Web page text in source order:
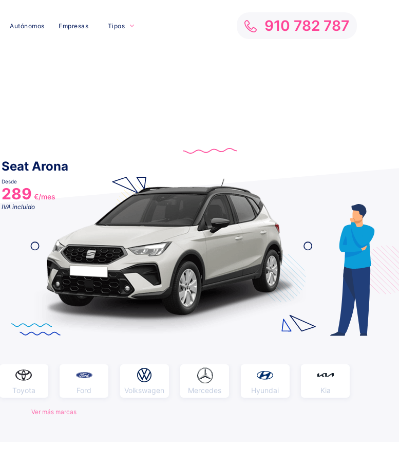
Autónomos Empresas Tipos 910 782 787
Seat Arona
Desde
289 €/mes
IVA incluido
Toyota Ford Volkswagen Mercedes Hyundai Kia
Ver más marcas